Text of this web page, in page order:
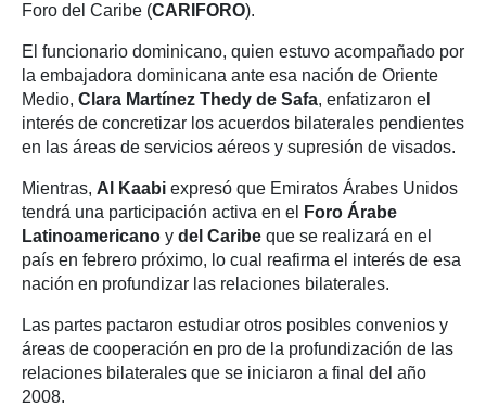
Foro del Caribe (CARIFORO).
El funcionario dominicano, quien estuvo acompañado por
la embajadora dominicana ante esa nación de Oriente
Medio, Clara Martínez Thedy de Safa, enfatizaron el
interés de concretizar los acuerdos bilaterales pendientes
en las áreas de servicios aéreos y supresión de visados.
Mientras, Al Kaabi expresó que Emiratos Árabes Unidos
tendrá una participación activa en el
Foro Árabe
Latinoamericano y del Caribe que se realizará en el
país en febrero próximo, lo cual reafirma el interés de esa
nación en profundizar las relaciones bilaterales.
Las partes pactaron estudiar otros posibles convenios y
áreas de cooperación en pro de la profundización de las
relaciones bilaterales que se iniciaron a final del año
2008.